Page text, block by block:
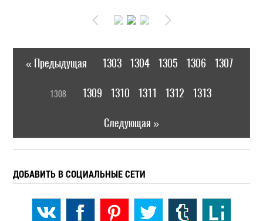
« Предыдущая 1303 1304 1305 1306 1307
1308 1309 1310 1311 1312 1313
Следующая »
ДОБАВИТЬ В СОЦИАЛЬНЫЕ СЕТИ